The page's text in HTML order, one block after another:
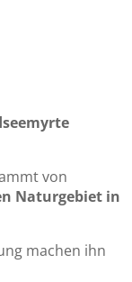
von
Naturgebiet in
machen ihn